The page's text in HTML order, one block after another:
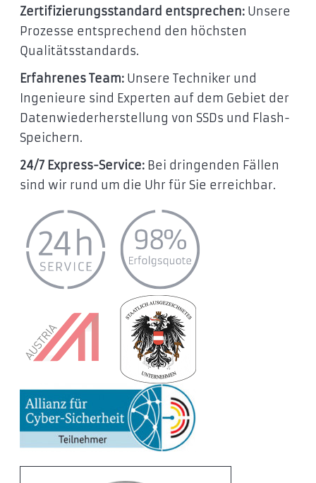
Zertifizierungsstandard entsprechen: Unsere
Prozesse entsprechend den höchsten
Qualitätsstandards.
Erfahrenes Team: Unsere Techniker und
Ingenieure sind Experten auf dem Gebiet der
Datenwiederherstellung von SSDs und Flash-
Speichern.
24/7 Express-Service: Bei dringenden Fällen
sind wir rund um die Uhr für Sie erreichbar.